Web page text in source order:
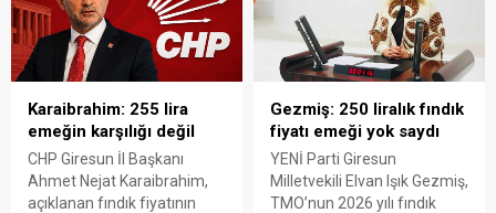
Karaibrahim: 255 lira
emeğin karşılığı değil
CHP Giresun İl Başkanı
Ahmet Nejat Karaibrahim,
açıklanan fındık fiyatının
Gezmiş: 250 liralık fındık
fiyatı emeği yok saydı
YENİ Parti Giresun
Milletvekili Elvan Işık Gezmiş,
TMO’nun 2026 yılı fındık